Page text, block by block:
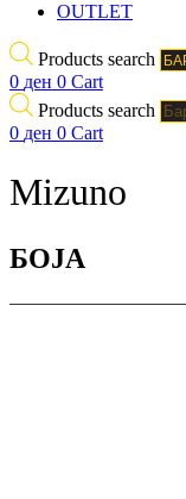
OUTLET
Products search
0 ден 0 Cart
Products search
0 ден 0 Cart
Mizuno
БОJА